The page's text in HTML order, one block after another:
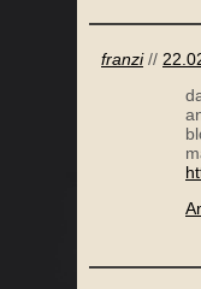
franzi//